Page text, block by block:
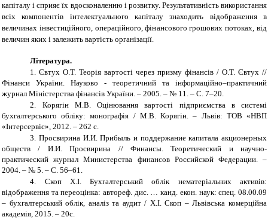
капіталу і сприяє їх вдосконаленню і розвитку. Результативність використання
всіх компонентів інтелектуального капіталу знаходить відображення в
величинах інвестиційного, операційного, фінансового грошових потоках, від
величин яких і залежить вартість організації.
Література.
1. Євтух О.Т. Теорія вартості через призму фінансів / О.Т. Євтух //
Фінанси України. Науково - теоретичний та інформаційно–практичний
журнал Міністерства фінансів України. – 2005. – № 11. – С. 7–20.
2.
Корягін М.В. Оцінювання вартості підприємства в системі
бухгалтерського обліку: монографія / М.В. Корягін. – Львів: ТОВ «НВП
«Інтерсервіс», 2012. – 262 с.
3. Просвирина И.И. Прибыль и поддержание капитала акционерных
обществ / И.И. Просвирина // Финансы. Теоретический и научно-
практический журнал Министерства финансов Российской Федерации. –
2004. – № 5. – С. 56–61.
4.
Скоп Х.І. Бухгалтерський облік нематеріальних активів:
відображення та переоцінка: автореф. дис. … канд. екон. наук: спец. 08.00.09
– бухгалтерський облік, аналіз та аудит / Х.І. Скоп – Львівська комерційна
академія, 2015. – 20с.